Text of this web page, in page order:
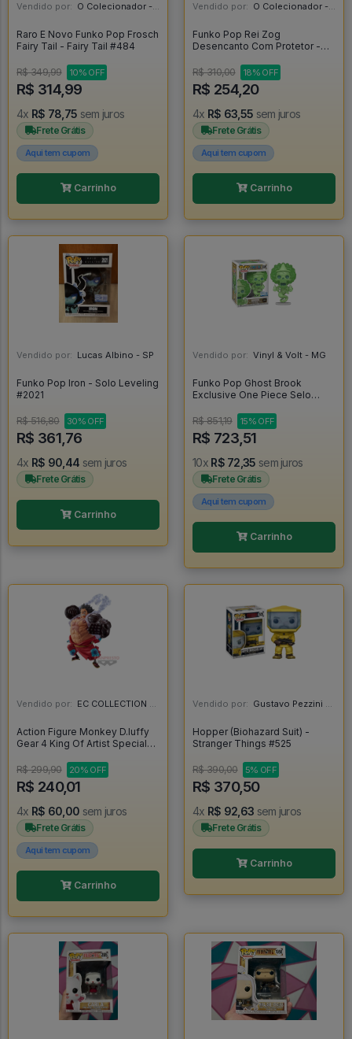
Vendido por: O Colecionador - SP
Raro E Novo Funko Pop Frosch
Fairy Tail - Fairy Tail #484
R$ 349,99 10% OFF
R$ 314,99
4x R$ 78,75 sem juros
Frete Grátis
Aqui tem cupom
Carrinho
Vendido por: O Colecionador - SP
Funko Pop Rei Zog
Desencanto Com Protetor -
R$ 310,00
18% OFF
R$ 254,20
4x R$ 63,55 sem juros
Frete Grátis
Aqui tem cupom
Carrinho
Vendido por: Lucas Albino - SP
Funko Pop Iron - Solo Leveling
#2021
R$ 516,80 30% OFF
R$ 361,76
4x R$ 90,44 sem juros
Frete Grátis
Carrinho
Vendido por: Vinyl & Volt - MG
Funko Pop Ghost Brook
Exclusive One Piece Selo
Glow Chase - One Piece
#2325
R$ 851,19 15% OFF
R$ 723,51
10x R$ 72,35 sem juros
Frete Grátis
Aqui tem cupom
Carrinho
Vendido por: EC COLLECTION - SP
Action Figure Monkey D.luffy
Gear 4 King Of Artist Special
One Piece
R$ 299,90 20% OFF
R$ 240,01
4x R$ 60,00 sem juros
Frete Grátis
Aqui tem cupom
Carrinho
Vendido por: Gustavo Pezzini - MG
Hopper (Biohazard Suit) -
Stranger Things #525
R$ 390,00 5% OFF
R$ 370,50
4x R$ 92,63 sem juros
Frete Grátis
Carrinho